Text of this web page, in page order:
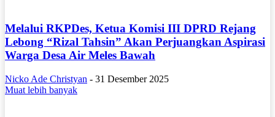
Melalui RKPDes, Ketua Komisi III DPRD Rejang
Lebong “Rizal Tahsin” Akan Perjuangkan Aspirasi
Warga Desa Air Meles Bawah
Nicko Ade Christyan - 31 Desember 2025
Muat lebih banyak